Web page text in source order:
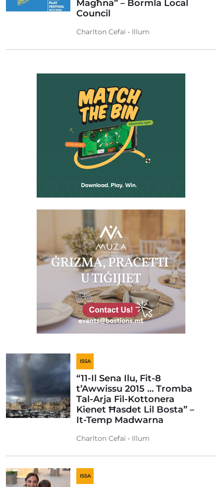
Magħna” – Bormla Local
Council
Charlton Cefai • Illum
ISSA
“11-Il Sena Ilu, Fit-8
t’Awwissu 2015 … Tromba
Tal-Arja Fil-Kottonera
Kienet Ħasdet Lil Bosta” –
It-Temp Madwarna
Charlton Cefai • Illum
ISSA